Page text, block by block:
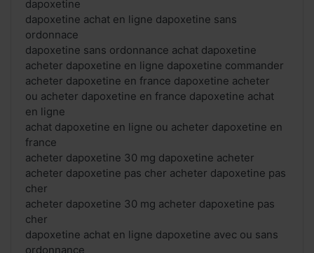
dapoxetine
dapoxetine achat en ligne dapoxetine sans
ordonnace
dapoxetine sans ordonnance achat dapoxetine
acheter dapoxetine en ligne dapoxetine commander
acheter dapoxetine en france dapoxetine acheter
ou acheter dapoxetine en france dapoxetine achat
en ligne
achat dapoxetine en ligne ou acheter dapoxetine en
france
acheter dapoxetine 30 mg dapoxetine acheter
acheter dapoxetine pas cher acheter dapoxetine pas
cher
acheter dapoxetine 30 mg acheter dapoxetine pas
cher
dapoxetine achat en ligne dapoxetine avec ou sans
ordonnance